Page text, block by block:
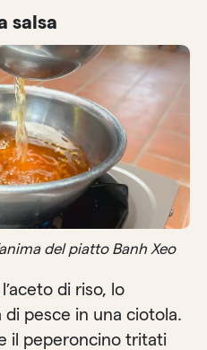
salsa
del piatto Banh Xeo
di riso, lo
di pesce in una ciotola.
il peperoncino tritati